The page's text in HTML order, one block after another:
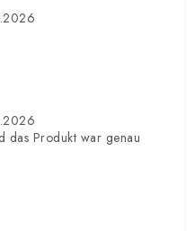
das Produkt war genau